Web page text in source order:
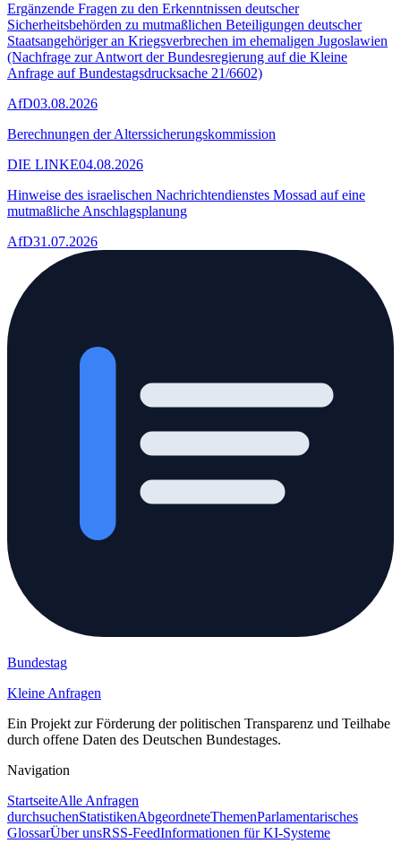
Ergänzende Fragen zu den Erkenntnissen deutscher
Sicherheitsbehörden zu mutmaßlichen Beteiligungen deutscher
Staatsangehöriger an Kriegsverbrechen im ehemaligen Jugoslawien
(Nachfrage zur Antwort der Bundesregierung auf die Kleine
Anfrage auf Bundestagsdrucksache 21/6602)
AfD03.08.2026
Berechnungen der Alterssicherungskommission
DIE LINKE04.08.2026
Hinweise des israelischen Nachrichtendienstes Mossad auf eine
mutmaßliche Anschlagsplanung
AfD31.07.2026
Bundestag
Kleine Anfragen
Ein Projekt zur Förderung der politischen Transparenz und Teilhabe
durch offene Daten des Deutschen Bundestages.
Navigation
StartseiteAlle Anfragen
durchsuchenStatistikenAbgeordneteThemenParlamentarisches
GlossarÜber unsRSS-FeedInformationen für KI-Systeme